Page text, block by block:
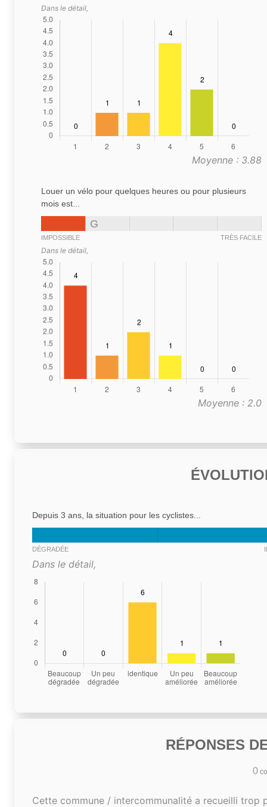
Dans le détail,
Moyenne : 3.88
Louer un vélo pour quelques heures ou pour plusieurs
mois est...
G
IMPOSSIBLE TRÈS FACILE
Dans le détail,
Moyenne : 2.0
Depuis 3 ans, la situation pour les cyclistes...
DÉGRADÉE
Dans le détail,
RÉPONSES
0
Cette commune / intercommunalité a recueilli